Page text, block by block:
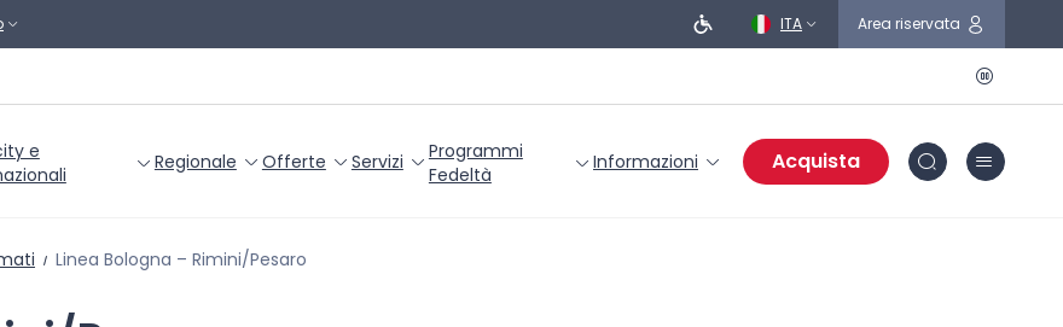
ITA Area riservata
e
Regionale Offerte Servizi
Programmi
Fedeltà
Informazioni Acquista
Linea Bologna – Rimini/Pesaro